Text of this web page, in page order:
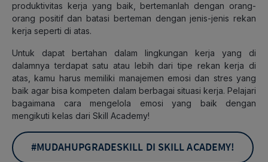
produktivitas kerja yang baik, bertemanlah dengan orang-
orang positif dan batasi berteman dengan jenis-jenis rekan
kerja seperti di atas.
Untuk dapat bertahan dalam lingkungan kerja yang di
dalamnya terdapat satu atau lebih dari tipe rekan kerja di
atas, kamu harus memiliki manajemen emosi dan stres yang
baik agar bisa kompeten dalam berbagai situasi kerja. Pelajari
bagaimana cara mengelola emosi yang baik dengan
mengikuti kelas dari Skill Academy!